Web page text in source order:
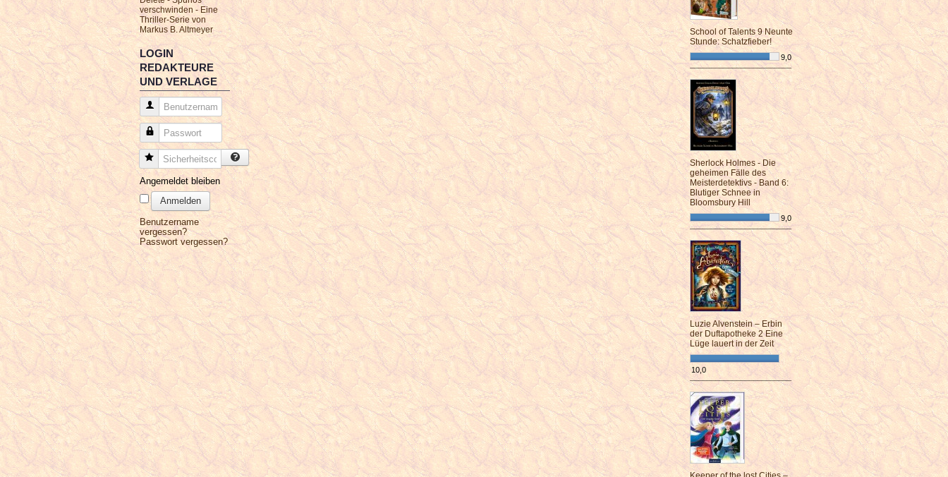
verschwinden - Eine
Thriller-Serie von
Markus B. Altmeyer
LOGIN
REDAKTEURE
UND VERLAGE
Benutzername
Passwort
Sicherheitscode
Angemeldet bleiben
Anmelden
Benutzername
vergessen?
Passwort vergessen?
School of Talents 9 Neunte
Stunde: Schatzfieber!
9,0
¯¯¯¯¯¯¯¯¯¯¯¯¯¯¯¯¯¯¯¯¯¯¯¯
Sherlock Holmes - Die
geheimen Fälle des
Meisterdetektivs - Band 6:
Blutiger Schnee in
Bloomsbury Hill
9,0
¯¯¯¯¯¯¯¯¯¯¯¯¯¯¯¯¯¯¯¯¯¯¯¯
Luzie Alvenstein – Erbin
der Duftapotheke 2 Eine
Lüge lauert in der Zeit
10,0
¯¯¯¯¯¯¯¯¯¯¯¯¯¯¯¯¯¯¯¯¯¯¯¯